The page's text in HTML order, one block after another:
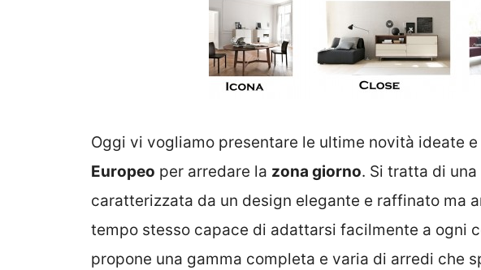
Oggi vi vogliamo presentare le ultime novità ideate
Europeo per arredare la zona giorno. Si tratta di
caratterizzata da un design elegante e raffinato ma
tempo stesso capace di adattarsi facilmente a ogni
propone una gamma completa e varia di arredi che